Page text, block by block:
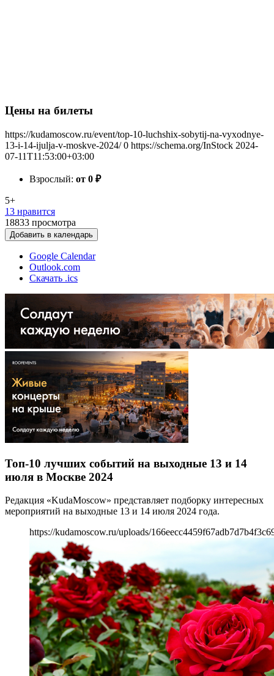
Цены на билеты
https://kudamoscow.ru/event/top-10-luchshix-sobytij-na-vyxodnye-
13-i-14-ijulja-v-moskve-2024/ 0 https://schema.org/InStock 2024-
07-11T11:53:00+03:00
Взрослый: от 0 ₽
5+
13 нравится
18833 просмотра
Добавить в календарь
Google Calendar
Outlook.com
Скачать .ics
Топ-10 лучших событий на выходные 13 и 14
июля в Москве 2024
Редакция «KudaMoscow» представляет подборку интересных
мероприятий на выходные 13 и 14 июля 2024 года.
https://kudamoscow.ru/uploads/